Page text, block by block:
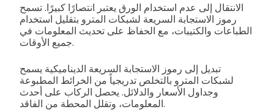
الانتقال إلى عدم استخدام الورق يعتبر انتصارًا كبيرًا. تسمح
رموز الاستجابة السريعة لشبكات المترو بتقليل استخدام
الطباعات والكتيبات، مع الحفاظ على تحديث المعلومات في
جميع الأوقات.
تبديل إلى رموز الاستجابة السريعة الديناميكية يسمح
لشبكات المترو بالتخلص تدريجياً من الخرائط المطبوعة
وجداول الأسعار والدلائل. يحصل الركاب على أحدث
المعلومات، وتقلل المحطة من الفاقد.